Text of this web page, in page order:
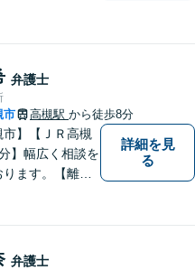
ど将来の不安
弁護士
市 高槻駅 から徒歩8分
市】【ＪＲ高槻
】幅広く相談を
ます。【離
予防まで。
詳細を見
る
弁護士